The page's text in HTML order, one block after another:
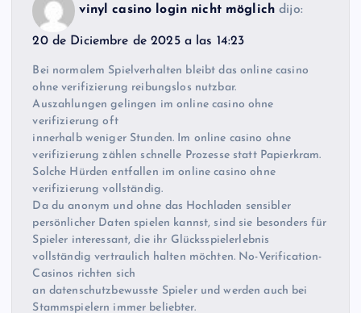
vinyl casino login nicht möglich dijo:
20 de Diciembre de 2025 a las 14:23
Bei normalem Spielverhalten bleibt das online casino
ohne verifizierung reibungslos nutzbar.
Auszahlungen gelingen im online casino ohne
verifizierung oft
innerhalb weniger Stunden. Im online casino ohne
verifizierung zählen schnelle Prozesse statt Papierkram.
Solche Hürden entfallen im online casino ohne
verifizierung vollständig.
Da du anonym und ohne das Hochladen sensibler
persönlicher Daten spielen kannst, sind sie besonders für
Spieler interessant, die ihr Glücksspielerlebnis
vollständig vertraulich halten möchten. No-Verification-
Casinos richten sich
an datenschutzbewusste Spieler und werden auch bei
Stammspielern immer beliebter.